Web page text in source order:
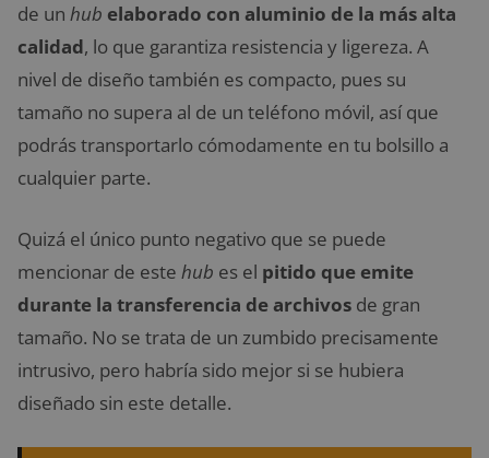
de un hub elaborado con aluminio de la más alta
calidad, lo que garantiza resistencia y ligereza. A
nivel de diseño también es compacto, pues su
tamaño no supera al de un teléfono móvil, así que
podrás transportarlo cómodamente en tu bolsillo a
cualquier parte.
Quizá el único punto negativo que se puede
mencionar de este hub es el pitido que emite
durante la transferencia de archivos de gran
tamaño. No se trata de un zumbido precisamente
intrusivo, pero habría sido mejor si se hubiera
diseñado sin este detalle.